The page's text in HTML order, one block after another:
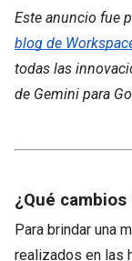
Este anuncio fue
blog de
todas las
de Gemini para
¿Qué
Para brindar una
realizados en las